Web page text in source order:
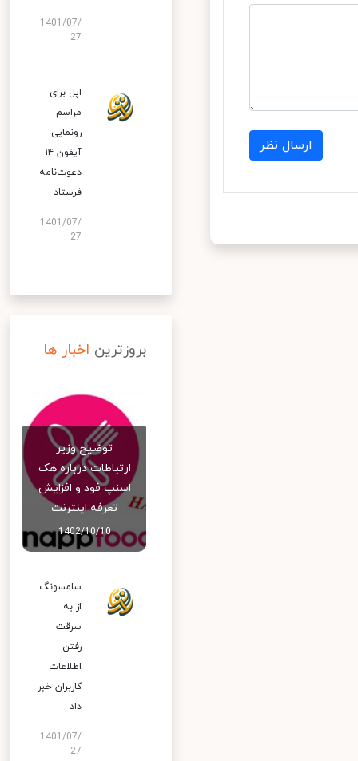
ارسال نظر
1401/07/
27
اپل برای
مراسم
رونمایی
آیفون ۱۴
دعوت‌نامه
فرستاد
1401/07/
27
بروزترین اخبار ها
توضیح وزیر
ارتباطات درباره هک
اسنپ‌ فود و افزایش
تعرفه اینترنت
1402/10/10
سامسونگ
از به
سرقت
رفتن
اطلاعات
کاربران خبر
داد
1401/07/
27